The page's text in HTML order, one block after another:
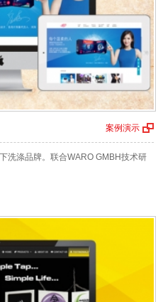
案例演示
洗涤品牌。联合WARO GMBH技术研